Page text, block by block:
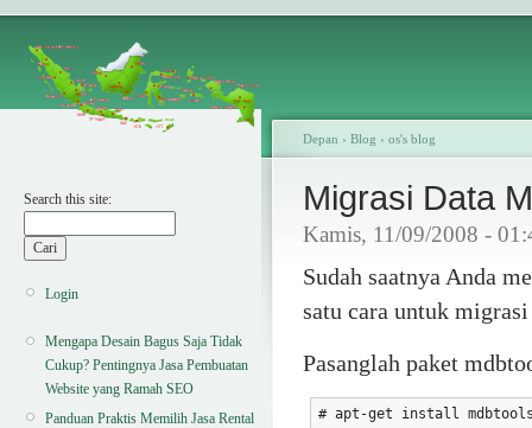
Search this site:
Login
Mengapa Desain Bagus Saja Tidak
Cukup? Pentingnya Jasa Pembuatan
Website yang Ramah SEO
Panduan Praktis Memilih Jasa Rental
Depan › Blog › os's blog
Migrasi Data
Kamis, 11/09/2008 -
Sudah saatnya Anda
satu cara untuk
Pasanglah paket
# apt-get install